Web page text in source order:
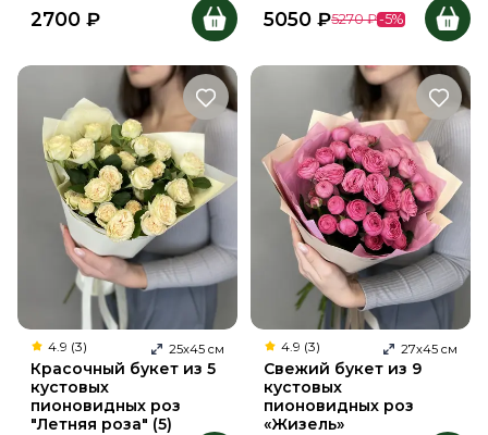
2700 ₽ 5050 ₽5270 ₽-5%
4.9 (3) 25х45 см
Красочный букет из 5
кустовых
пионовидных роз
"Летняя роза" (5)
4.9 (3) 27х45 см
Свежий букет из 9
кустовых
пионовидных роз
«Жизель»